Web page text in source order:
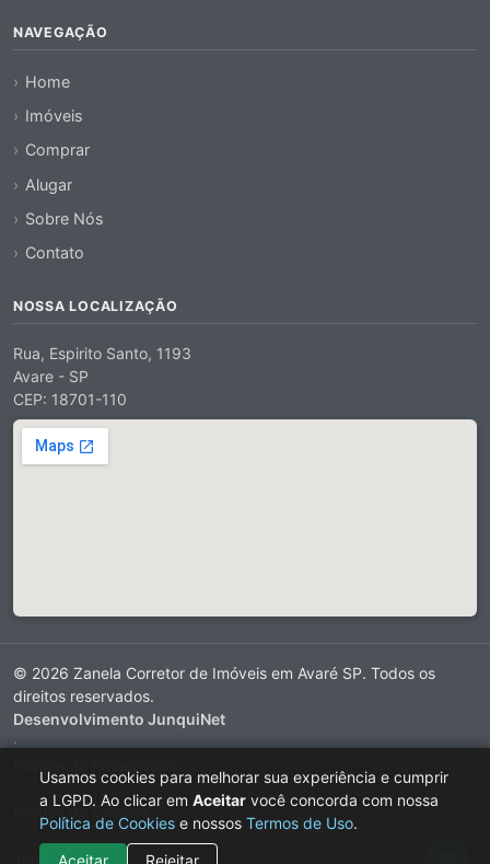
NAVEGAÇÃO
Home
Imóveis
Comprar
Alugar
Sobre Nós
Contato
NOSSA LOCALIZAÇÃO
Rua, Espirito Santo, 1193
Avare - SP
CEP: 18701-110
© 2026 Zanela Corretor de Imóveis em Avaré SP. Todos os
direitos reservados.
Desenvolvimento JunquiNet
·
Política de Cookies
Termos de Uso
Usamos cookies para melhorar sua experiência e cumprir
a LGPD. Ao clicar em Aceitar você concorda com nossa
Política de Cookies e nossos Termos de Uso.
Aceitar
Rejeitar